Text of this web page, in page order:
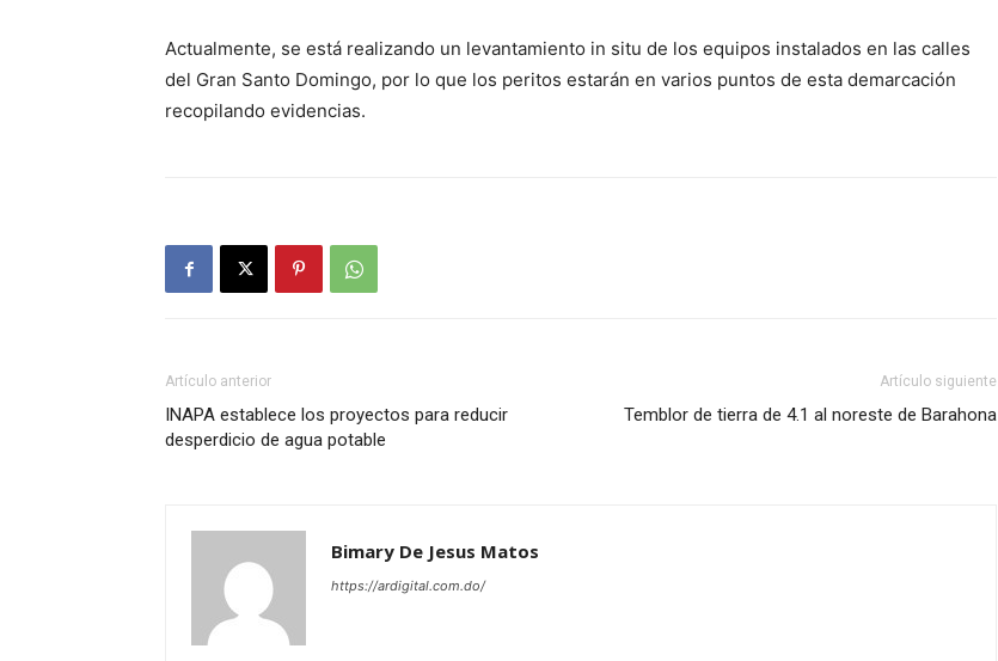
Actualmente, se está realizando un levantamiento in situ de los equipos instalados en las calles
del Gran Santo Domingo, por lo que los peritos estarán en varios puntos de esta demarcación
recopilando evidencias.
Artículo anterior
INAPA establece los proyectos para reducir
desperdicio de agua potable
Artículo siguiente
Temblor de tierra de 4.1 al noreste de Barahona
Bimary De Jesus Matos
https://ardigital.com.do/